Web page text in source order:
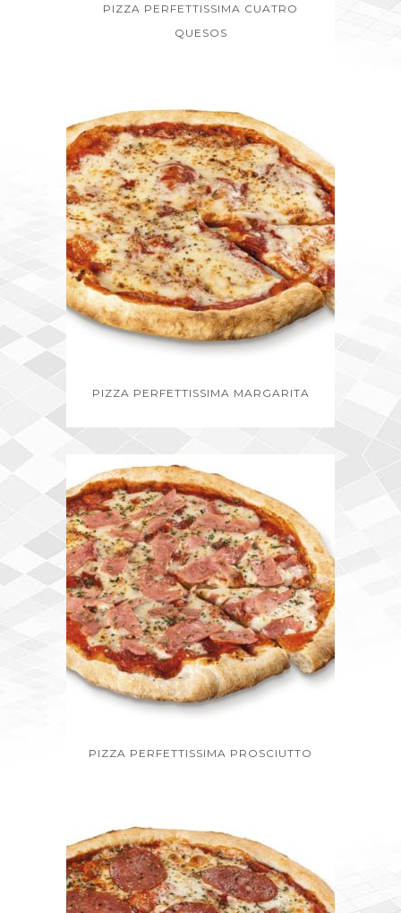
PIZZA PERFETTISSIMA CUATRO
QUESOS
PIZZA PERFETTISSIMA MARGARITA
PIZZA PERFETTISSIMA PROSCIUTTO